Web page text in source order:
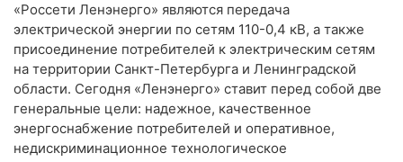
«Россети Ленэнерго» являются передача
электрической энергии по сетям 110-0,4 кВ, а также
присоединение потребителей к электрическим сетям
на территории Санкт-Петербурга и Ленинградской
области. Сегодня «Ленэнерго» ставит перед собой две
генеральные цели: надежное, качественное
энергоснабжение потребителей и оперативное,
недискриминационное технологическое